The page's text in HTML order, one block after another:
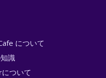
について
識
ついて